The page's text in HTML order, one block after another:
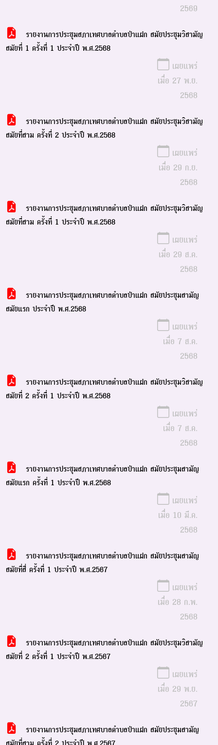
2569
รายงานการประชุมสภาเทศบาลตำบลป่าแฝก สมัยประชุมวิสามัญ
สมัยที่ 1 ครั้งที่ 1 ประจำปี พ.ศ.2568
เผยแพร่
เมื่อ 27 พ.ย.
2568
รายงานการประชุมสภาเทศบาลตำบลป่าแฝก สมัยประชุมวิสามัญ
สมัยที่สาม ครั้งที่ 2 ประจำปี พ.ศ.2568
เผยแพร่
เมื่อ 29 ก.ย.
2568
รายงานการประชุมสภาเทศบาลตำบลป่าแฝก สมัยประชุมวิสามัญ
สมัยที่สาม ครั้งที่ 1 ประจำปี พ.ศ.2568
เผยแพร่
เมื่อ 29 ส.ค.
2568
รายงานการประชุมสภาเทศบาลตำบลป่าแฝก สมัยประชุมสามัญ
สมัยแรก ประจำปี พ.ศ.2568
เผยแพร่
เมื่อ 7 ส.ค.
2568
รายงานการประชุมสภาเทศบาลตำบลป่าแฝก สมัยประชุมวิสามัญ
สมัยที่ 2 ครั้งที่ 1 ประจำปี พ.ศ.2568
เผยแพร่
เมื่อ 7 ส.ค.
2568
รายงานการประชุมสภาเทศบาลตำบลป่าแฝก สมัยประชุมสามัญ
สมัยแรก ครั้งที่ 1 ประจำปี พ.ศ.2568
เผยแพร่
เมื่อ 10 มี.ค.
2568
รายงานการประชุมสภาเทศบาลตำบลป่าแฝก สมัยประชุมสามัญ
สมัยที่สี่ ครั้งที่ 1 ประจำปี พ.ศ.2567
เผยแพร่
เมื่อ 28 ก.พ.
2568
รายงานการประชุมสภาเทศบาลตำบลป่าแฝก สมัยประชุมวิสามัญ
สมัยที่ 2 ครั้งที่ 1 ประจำปี พ.ศ.2567
เผยแพร่
เมื่อ 29 พ.ย.
2567
รายงานการประชุมสภาเทศบาลตำบลป่าแฝก สมัยประชุมสามัญ